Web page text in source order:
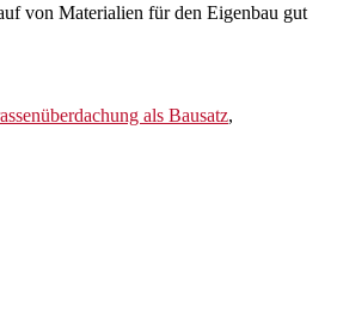
von Materialien für den Eigenbau gut
als Bausatz,